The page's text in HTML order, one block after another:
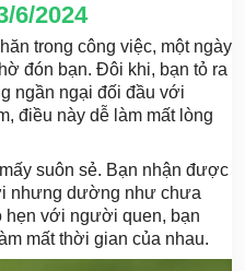
6/2024
trong công việc, một ngày
đón bạn. Đôi khi, bạn tỏ ra
ngần ngại đối đầu với
điều này dễ làm mất lòng
suôn sẻ. Bạn nhận được
nhưng dường như chưa
hẹn với người quen, bạn
mất thời gian của nhau.